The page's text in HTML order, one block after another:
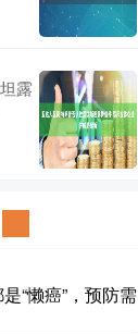
露
“懒癌”，预防需